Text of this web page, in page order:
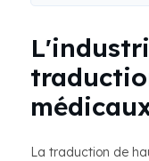
La traduction de